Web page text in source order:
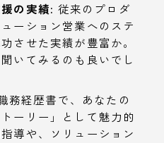
の実績: 従来のプロダ
ーション営業へのステ
させた実績が豊富か。
いてみるのも良いでし
務経歴書で、あなたの
ーリー」として魅力的
導や、ソリューション